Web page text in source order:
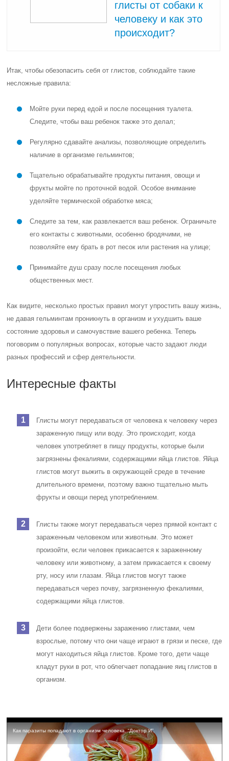
глисты от собаки к
человеку и как это
происходит?
Итак, чтобы обезопасить себя от глистов, соблюдайте такие
несложные правила:
Мойте руки перед едой и после посещения туалета.
Следите, чтобы ваш ребенок также это делал;
Регулярно сдавайте анализы, позволяющие определить
наличие в организме гельминтов;
Тщательно обрабатывайте продукты питания, овощи и
фрукты мойте по проточной водой. Особое внимание
уделяйте термической обработке мяса;
Следите за тем, как развлекается ваш ребенок. Ограничьте
его контакты с животными, особенно бродячими, не
позволяйте ему брать в рот песок или растения на улице;
Принимайте душ сразу после посещения любых
общественных мест.
Как видите, несколько простых правил могут упростить вашу жизнь,
не давая гельминтам проникнуть в организм и ухудшить ваше
состояние здоровья и самочувствие вашего ребенка. Теперь
поговорим о популярных вопросах, которые часто задают люди
разных профессий и сфер деятельности.
Интересные факты
Глисты могут передаваться от человека к человеку через
зараженную пищу или воду. Это происходит, когда
человек употребляет в пищу продукты, которые были
загрязнены фекалиями, содержащими яйца глистов. Яйца
глистов могут выжить в окружающей среде в течение
длительного времени, поэтому важно тщательно мыть
фрукты и овощи перед употреблением.
Глисты также могут передаваться через прямой контакт с
зараженным человеком или животным. Это может
произойти, если человек прикасается к зараженному
человеку или животному, а затем прикасается к своему
рту, носу или глазам. Яйца глистов могут также
передаваться через почву, загрязненную фекалиями,
содержащими яйца глистов.
Дети более подвержены заражению глистами, чем
взрослые, потому что они чаще играют в грязи и песке, где
могут находиться яйца глистов. Кроме того, дети чаще
кладут руки в рот, что облегчает попадание яиц глистов в
организм.
Как паразиты попадают в организм человека. “Доктор И”.